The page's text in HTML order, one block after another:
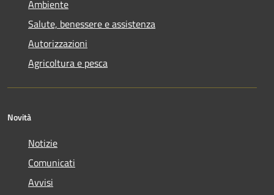
Ambiente
Salute, benessere e assistenza
Autorizzazioni
Agricoltura e pesca
Novità
Notizie
Comunicati
Avvisi